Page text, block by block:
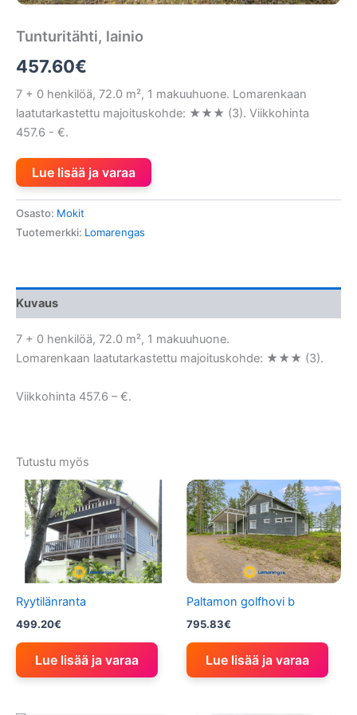
Tunturitähti, lainio
457.60€
7 + 0 henkilöä, 72.0 m², 1 makuuhuone. Lomarenkaan
laatutarkastettu majoituskohde: ★★★ (3). Viikkohinta
457.6 - €.
Lue lisää ja varaa
Osasto: Mokit
Tuotemerkki: Lomarengas
Kuvaus
7 + 0 henkilöä, 72.0 m², 1 makuuhuone.
Lomarenkaan laatutarkastettu majoituskohde: ★★★ (3).
Viikkohinta 457.6 – €.
Tutustu myös
Ryytilänranta
499.20€
Lue lisää ja varaa
Paltamon golfhovi b
795.83€
Lue lisää ja varaa